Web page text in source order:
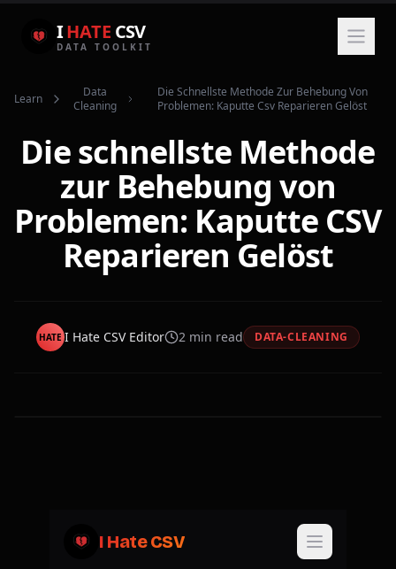
IHATE CSV
DATA TOOLKIT
Learn
Data
Cleaning
Die Schnellste Methode Zur Behebung Von
Problemen: Kaputte Csv Reparieren Gelöst
Die schnellste Methode
zur Behebung von
Problemen: Kaputte CSV
Reparieren Gelöst
HATE I Hate CSV Editor 2 min read DATA-CLEANING